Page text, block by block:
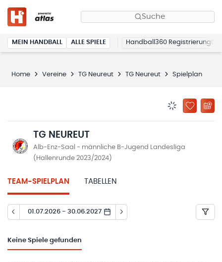
Suche
MEIN HANDBALL ALLE SPIELE Handball360 Registrierung
Home Vereine TG Neureut TG Neureut Spielplan
ZU
TG NEUREUT
Alb-Enz-Saal - männliche B-Jugend Landesliga
(Hallenrunde 2023/2024)
TEAM-SPIELPLAN TABELLEN
01.07.2026 - 30.06.2027
Keine Spiele gefunden